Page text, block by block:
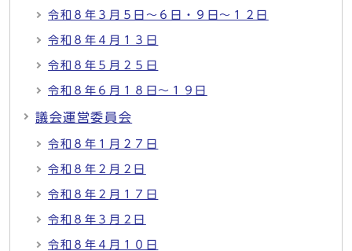
令和８年３月５日～６日・９日～１２日
令和８年４月１３日
令和８年５月２５日
令和８年６月１８日～１９日
議会運営委員会
令和８年１月２７日
令和８年２月２日
令和８年２月１７日
令和８年３月２日
令和８年４月１０日